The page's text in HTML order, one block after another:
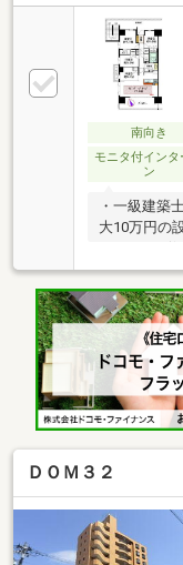
南向き
モニタ付インタ
ン
・一級建築
大10万円の
979円/月、
月、駐輪場
か月以内に
度要確認）
CATV/全て可
ＤＯＭ３２